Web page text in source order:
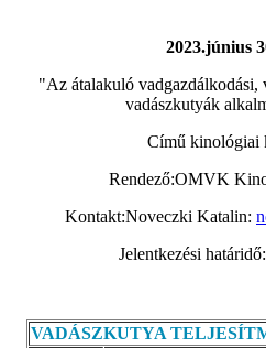
2023.június
"Az átalakuló vadgazdálkodási,
vadászkutyák
Című kinológiai
Rendező:OMVK
Kontakt:Noveczki Katalin:
Jelentkezési
VADÁSZKUTYA